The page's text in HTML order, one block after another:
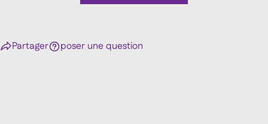
Partager poser une question